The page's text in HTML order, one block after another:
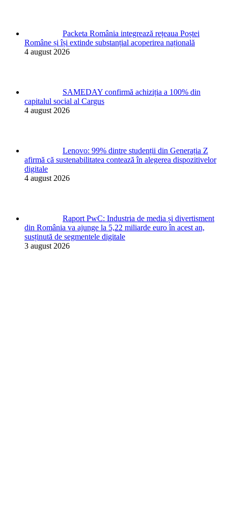
Packeta România integrează rețeaua Poștei
Române și își extinde substanțial acoperirea națională
4 august 2026
SAMEDAY confirmă achiziția a 100% din
capitalul social al Cargus
4 august 2026
Lenovo: 99% dintre studenții din Generația Z
afirmă că sustenabilitatea contează în alegerea dispozitivelor
digitale
4 august 2026
Raport PwC: Industria de media și divertisment
din România va ajunge la 5,22 miliarde euro în acest an,
susținută de segmentele digitale
3 august 2026